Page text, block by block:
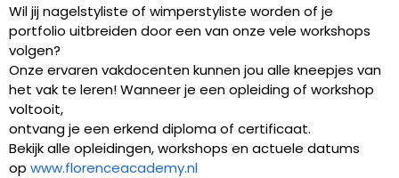
Wil jij nagelstyliste of wimperstyliste worden of je
portfolio uitbreiden door een van onze vele workshops
volgen?
Onze ervaren vakdocenten kunnen jou alle kneepjes van
het vak te leren! Wanneer je een opleiding of workshop
voltooit,
ontvang je een erkend diploma of certificaat.
Bekijk alle opleidingen, workshops en actuele datums
op www.florenceacademy.nl